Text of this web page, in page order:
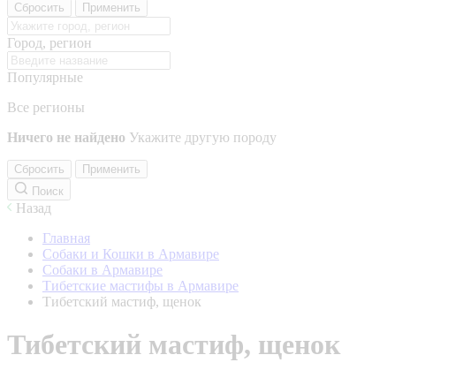
Сбросить Применить
Город, регион
Популярные
Все регионы
Ничего не найдено Укажите другую породу
Сбросить
Применить
Поиск
Назад
Главная
Собаки и Кошки в Армавире
Собаки в Армавире
Тибетские мастифы в Армавире
Тибетский мастиф, щенок
Тибетский мастиф, щенок